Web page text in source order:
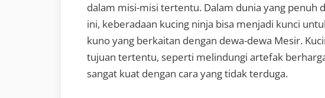
dalam misi-misi tertentu. Dalam dunia yang penuh
ini, keberadaan kucing ninja bisa menjadi kunci
kuno yang berkaitan dengan dewa-dewa Mesir.
tujuan tertentu, seperti melindungi artefak
sangat kuat dengan cara yang tidak terduga.